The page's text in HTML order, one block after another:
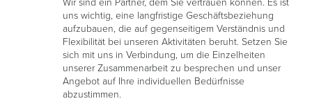
uns wichtig, eine langfristige Geschäftsbeziehung
aufzubauen, die auf gegenseitigem Verständnis und
Flexibilität bei unseren Aktivitäten beruht. Setzen Sie
sich mit uns in Verbindung, um die Einzelheiten
unserer Zusammenarbeit zu besprechen und unser
Angebot auf Ihre individuellen Bedürfnisse
abzustimmen.